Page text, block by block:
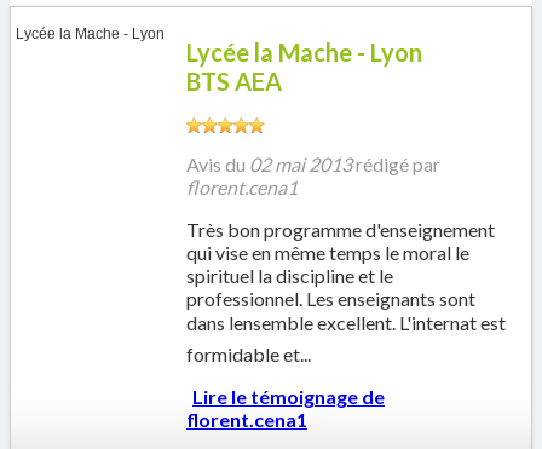
Lycée la Mache - Lyon
Lycée la Mache - Lyon
BTS AEA
Avis du 02 mai 2013rédigé par
florent.cena1
Très bon programme d'enseignement
qui vise en même temps le moral le
spirituel la discipline et le
professionnel. Les enseignants sont
dans lensemble excellent. L'internat est
formidable et...
Lire le témoignage de
florent.cena1